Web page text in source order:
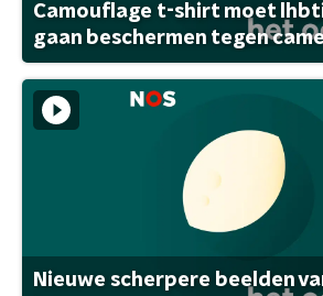
Camouflage t-shirt moet
gaan beschermen tegen
Nieuwe scherpere beelden